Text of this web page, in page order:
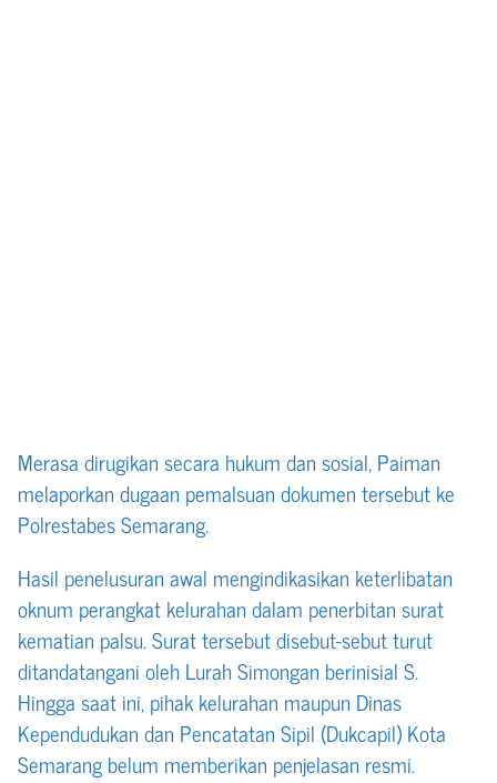
Merasa dirugikan secara hukum dan sosial, Paiman
melaporkan dugaan pemalsuan dokumen tersebut ke
Polrestabes Semarang.
Hasil penelusuran awal mengindikasikan keterlibatan
oknum perangkat kelurahan dalam penerbitan surat
kematian palsu. Surat tersebut disebut-sebut turut
ditandatangani oleh Lurah Simongan berinisial S.
Hingga saat ini, pihak kelurahan maupun Dinas
Kependudukan dan Pencatatan Sipil (Dukcapil) Kota
Semarang belum memberikan penjelasan resmi.